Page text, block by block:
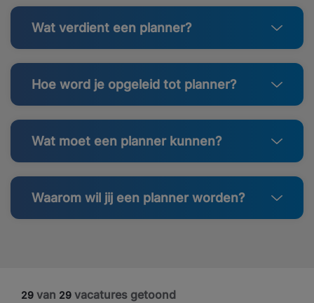
Wat verdient een planner?
Hoe word je opgeleid tot planner?
Wat moet een planner kunnen?
Waarom wil jij een planner worden?
29 van 29 vacatures getoond